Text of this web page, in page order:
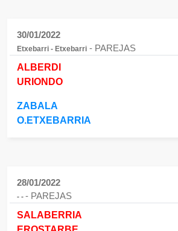
30/01/2022
Etxebarri - Etxebarri - PAREJAS
ALBERDI
URIONDO
ZABALA
O.ETXEBARRIA
28/01/2022
- - - PAREJAS
SALABERRIA